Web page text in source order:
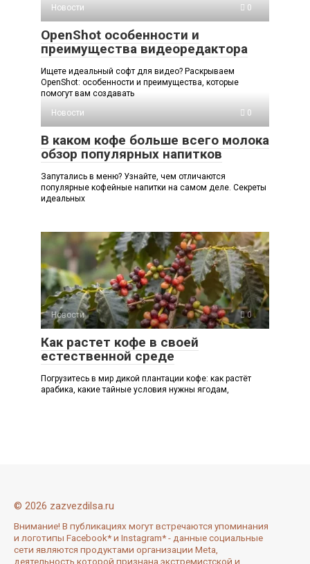
Новости
0
OpenShot особенности и
преимущества видеоредактора
Ищете идеальный софт для видео? Раскрываем
OpenShot: особенности и преимущества, которые
помогут вам создавать
Новости
0
В каком кофе больше всего молока
обзор популярных напитков
Запутались в меню? Узнайте, чем отличаются
популярные кофейные напитки на самом деле. Секреты
идеальных
Новости 0
Как растет кофе в своей
естественной среде
Погрузитесь в мир дикой плантации кофе: как растёт
арабика, какие тайные условия нужны ягодам,
© 2026 zazvezdilsa.ru
Внимание! В публикациях могут встречаются упоминания
и логотипы Facebook* и Instagram* - данные социальные
сети являются продуктами организации Meta,
деятельность которой признана экстремистской и